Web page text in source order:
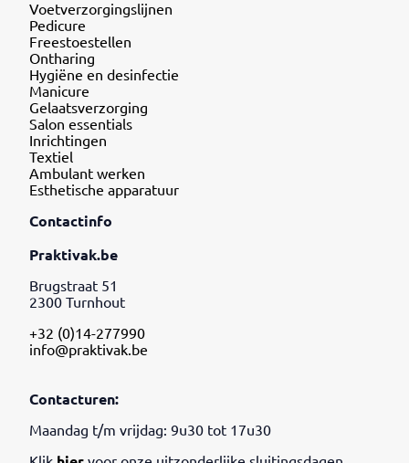
Contactinfo
Praktivak.be
Brugstraat 51
2300 Turnhout
+32 (0)14-277990
info@praktivak.be
Contacturen:
Maandag t/m vrijdag: 9u30 tot 17u30
Voetverzorgingslijnen
Pedicure
Freestoestellen
Ontharing
Hygiëne en desinfectie
Manicure
Gelaatsverzorging
Salon essentials
Inrichtingen
Textiel
Ambulant werken
Esthetische apparatuur